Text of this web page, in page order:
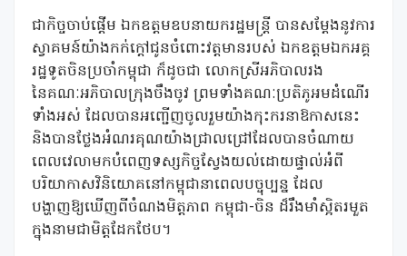
ជាកិច្ចចាប់ផ្ដើម ឯកឧត្តមឧបនាយករដ្ឋមន្ត្រី បានសម្តែងនូវការ
ស្វាគមន៍យ៉ាងកក់ក្តៅជូនចំពោះវត្តមានរបស់ ឯកឧត្តមឯកអគ្គ
រដ្ឋទូតចិនប្រចាំកម្ពុជា ក៏ដូចជា លោកស្រីអភិបាលរង
នៃគណៈអភិបាលក្រុងចឹងចូវ ព្រមទាំងគណៈប្រតិភូអមដំណើរ
ទាំងអស់ ដែលបានអញ្ជើញចូលរួមយ៉ាងកុះករនាឱកាសនេះ
និងបានថ្លែងអំណរគុណយ៉ាងជ្រាលជ្រៅដែលបានចំណាយ
ពេលវេលាមកបំពេញទស្សកិច្ចស្វែងយល់ដោយផ្ទាល់អំពី
បរិយាកាសវិនិយោគនៅកម្ពុជានាពេលបច្ចុប្បន្ន ដែល
បង្ហាញឱ្យឃើញពីចំណងមិត្តភាព កម្ពុជា-ចិន ដ៏រឹងមាំស្អិតរមួត
ក្នុងនាមជាមិត្តដែកថែប។